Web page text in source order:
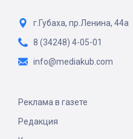
г.Губаха, пр.Ленина, 44а
8 (34248) 4-05-01
info@mediakub.com
Реклама в газете
Редакция